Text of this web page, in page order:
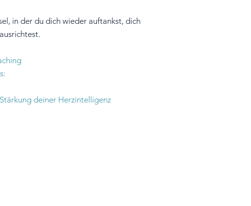
in der du dich wieder auftankst, dich
deiner Herzintelligenz